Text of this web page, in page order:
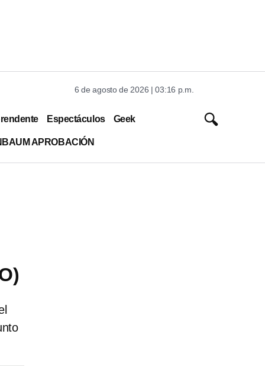
6 de agosto de 2026 | 03:16 p.m.
Espectáculos Geek
APROBACIÓN